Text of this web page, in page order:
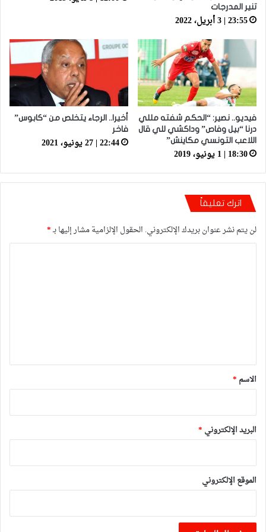
تنير المدرجات
23:55 | 3 أبريل، 2022
فيديو.. نصير: “الحكم شفته مللي
درنا “بيل وفاص” وداكشي للي قال
اللاعب التونسي مكاينش”
18:30 | 1 يونيو، 2019
أخيرا.. الرجاء يتخلص من “كابوس”
فاخر
22:44 | 27 يونيو، 2021
اترك تعليقاً
لن يتم نشر عنوان بريدك الإلكتروني. الحقول الإلزامية مشار إليها بـ*
*
الاسم *
البريد الإلكتروني *
الموقع الإلكتروني